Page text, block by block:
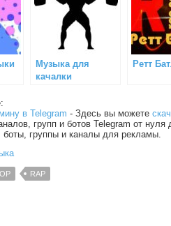
Музыка для
качалки
Ретт
в Telegram - Здесь вы можете
групп и ботов Telegram от
боты, группы и каналы для рекламы.
RAP